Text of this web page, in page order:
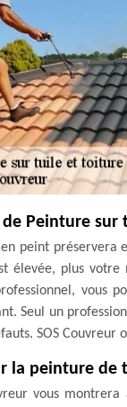
de Peinture
peint préservera
élevée, plus votre
vous
Seul un
SOS
la peinture de
vous